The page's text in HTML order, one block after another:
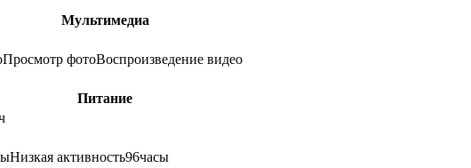
Мультимедиа
Просмотр фотоВоспроизведение видео
Питание
Низкая активность96часы